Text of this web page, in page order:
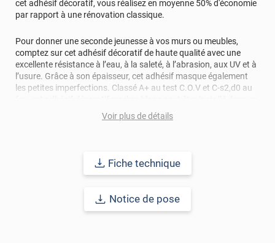
cet adhésif décoratif, vous réalisez en moyenne 50% d'économie
par rapport à une rénovation classique.
Pour donner une seconde jeunesse à vos murs ou meubles,
comptez sur cet adhésif décoratif de haute qualité avec une
excellente résistance à l’eau, à la saleté, à l’abrasion, aux UV et à
l’usure. Grâce à son épaisseur, cet adhésif masque également
les petites imperfections. Classé A+ au test C.O.V et C-s2,d0 au
Afin de vous rendre compte de la qualité et de son rendu
d'échantillons gratuite.
Voir plus de détails
Fiche technique
Notice de pose